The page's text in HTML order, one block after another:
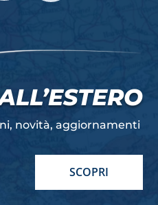
novità, aggiornamenti
SCOPRI